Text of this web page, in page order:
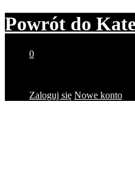
Powrót do
0
Zaloguj się Nowe konto